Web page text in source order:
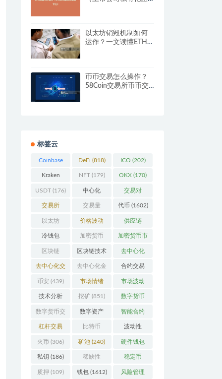
以太坊销毁机制如何
运作？一文读懂ETH销
币币交易怎么操作？
58Coin交易所币币交
标签云
Coinbase
(206)
DeFi (818) ICO (202)
Kraken
(104)
NFT(179) OKX (170)
USDT (176) 中心化
(3923)
交易对
(359)
交易所
(2164)
交易量
(246)
代币 (1602)
以太坊
(742)
价格波动
(630)
供应链
(118)
冷钱包
(175)
加密货币
(5442)
加密货币市
场(701)
区块链
(4599)
区块链技术
(528)
去中心化
(4087)
去中心化交
易所 (196)
去中心化金
融(111)
合约交易
(182)
币安 (439) 市场情绪
(337)
市场波动
(279)
技术分析
(148)
挖矿 (851) 数字货币
(8679)
数字货币交
易(150)
数字资产
(286)
智能合约
(532)
杠杆交易
(231)
比特币
(2378)
波动性
(352)
火币 (306) 矿池 (240) 硬件钱包
(170)
私钥 (186) 稀缺性
(193)
稳定币
(113)
质押 (109) 钱包(1612) 风险管理